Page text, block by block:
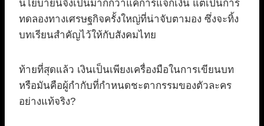
นโยบายนี้จึงเป็นมากกว่าแค่การแจกเงิน แต่เป็นการ
ทดลองทางเศรษฐกิจครั้งใหญ่ที่น่าจับตามอง ซึ่งจะทิ้ง
บทเรียนสำคัญไว้ให้กับสังคมไทย
ท้ายที่สุดแล้ว เงินเป็นเพียงเครื่องมือในการเขียนบท
หรือมันคือผู้กำกับที่กำหนดชะตากรรมของตัวละคร
อย่างแท้จริง?